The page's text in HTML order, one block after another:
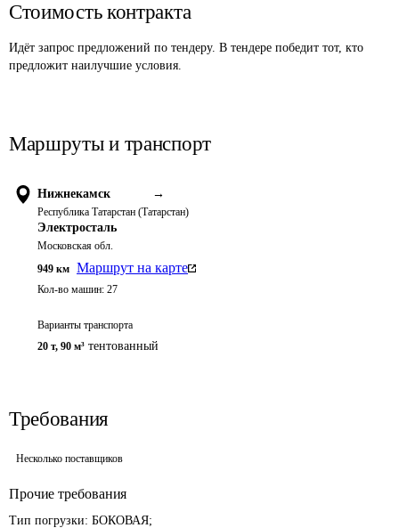
Стоимость контракта
Идёт запрос предложений по тендеру. В тендере победит тот, кто
предложит наилучшие условия.
Маршруты и транспорт
Нижнекамск →
Республика Татарстан (Татарстан)
Электросталь
Московская обл.
949 км Маршрут на карте
Кол-во машин: 27
Варианты транспорта
20 т, 90 м³ тентованный
Требования
Несколько поставщиков
Прочие требования
Тип погрузки: БОКОВАЯ;